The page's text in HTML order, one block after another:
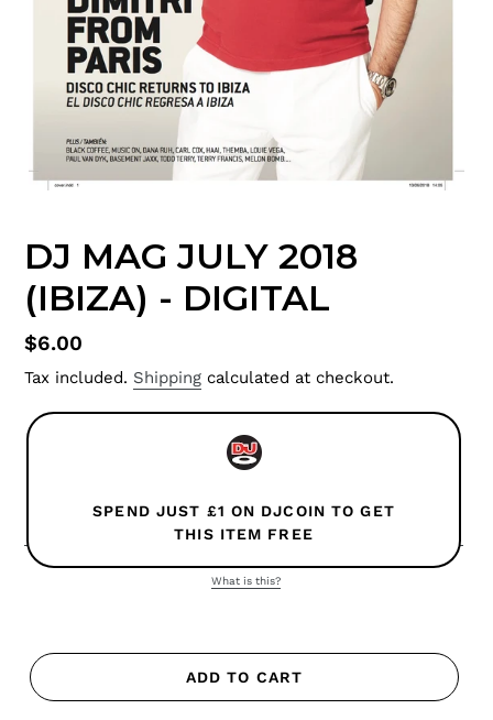
DJ MAG JULY 2018
(IBIZA) - DIGITAL
Regular
price
$6.00
Tax included. Shipping calculated at checkout.
SPEND JUST £1 ON DJCOIN TO GET
THIS ITEM FREE
What is this?
ADD TO CART